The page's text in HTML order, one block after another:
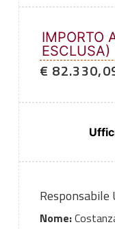
IMPORTO
ESCLUSA)
€
Responsabile
Nome: